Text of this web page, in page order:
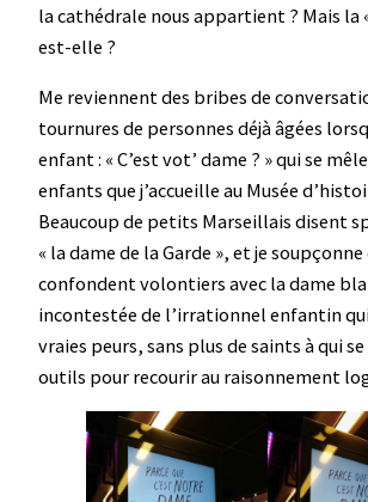
la cathédrale nous appartient ? Mais la
est-elle ?
Me reviennent des bribes de
tournures de personnes déjà âgées
enfant : « C’est vot’ dame ? » qui se
enfants que j’accueille au Musée
Beaucoup de petits Marseillais disent
« la dame de la Garde », et je soupçonne
confondent volontiers avec la dame
incontestée de l’irrationnel enfantin
vraies peurs, sans plus de saints à qui
outils pour recourir au raisonnement